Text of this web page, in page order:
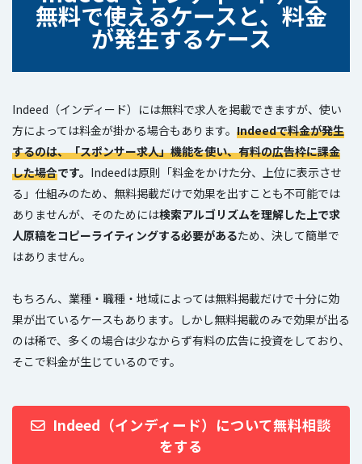
無料で使えるケースと、料金
が発生するケース
Indeed（インディード）には無料で求人を掲載できますが、使い
方によっては料金が掛かる場合もあります。 Indeedで料金が発生
するのは、「スポンサー求人」機能を使い、有料の広告枠に課金
した場合です。 Indeedは原則「料金をかけた分、上位に表示させ
る」仕組みのため、無料掲載だけで効果を出すことも不可能では
ありませんが、そのためには検索アルゴリズムを理解した上で求
人原稿をコピーライティングする必要があるため、決して簡単で
はありません。
もちろん、業種・職種・地域によっては無料掲載だけで十分に効
果が出ているケースもあります。しかし無料掲載のみで効果が出る
のは稀で、多くの場合は少なからず有料の広告に投資をしており、
そこで料金が生じているのです。
Indeed（インディード）について無料相談
をする